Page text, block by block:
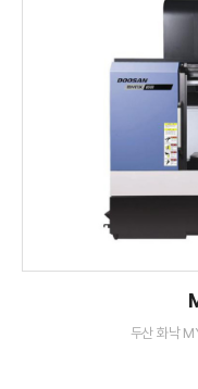
두산 화낙